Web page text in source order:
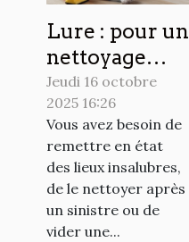
Lure : pour un
nettoyage
extrême, les
habitants font
appel à cette
société
spécialisée !
Jeudi 16 octobre
2025 16:26
Vous avez besoin de
remettre en état
des lieux insalubres,
de le nettoyer après
un sinistre ou de
vider une...